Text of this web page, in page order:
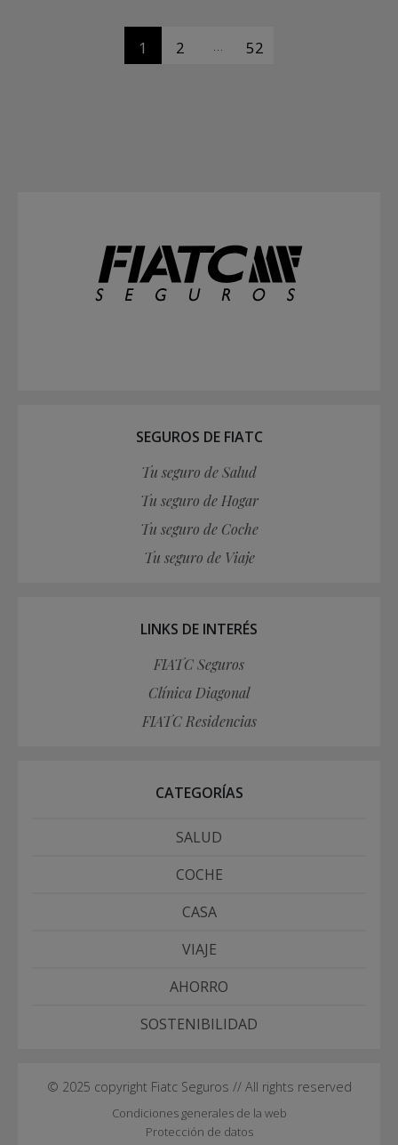
1 2 … 52
SEGUROS DE FIATC
Tu seguro de Salud
Tu seguro de Hogar
Tu seguro de Coche
Tu seguro de Viaje
LINKS DE INTERÉS
FIATC Seguros
Clínica Diagonal
FIATC Residencias
CATEGORÍAS
SALUD
COCHE
CASA
VIAJE
AHORRO
SOSTENIBILIDAD
© 2025 copyright Fiatc Seguros // All rights reserved
Condiciones generales de la web
Protección de datos